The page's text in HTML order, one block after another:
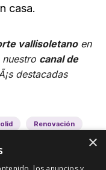
casa.
vallisoletanoen
canal de
destacadas
Renovación
×